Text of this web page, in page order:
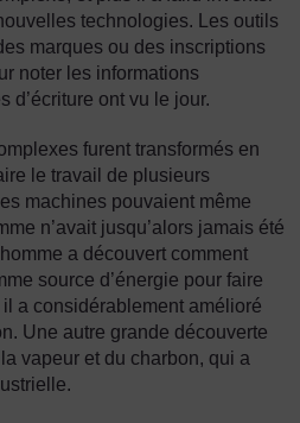
technologies. Les outils
marques ou des inscriptions
noter les informations
d’écriture ont vu le jour.
furent transformés en
le travail de plusieurs
machines pouvaient même
n’avait jusqu’alors jamais été
a découvert comment
source d’énergie pour faire
a considérablement amélioré
Une autre grande découverte
vapeur et du charbon, qui a